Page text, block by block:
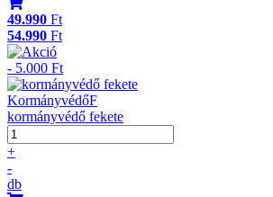
49.990 Ft
54.990 Ft
- 5.000 Ft
KormányvédőF
kormányvédő fekete
+
-
db